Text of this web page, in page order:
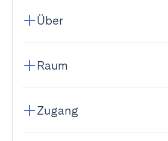
Über
Raum
Zugang